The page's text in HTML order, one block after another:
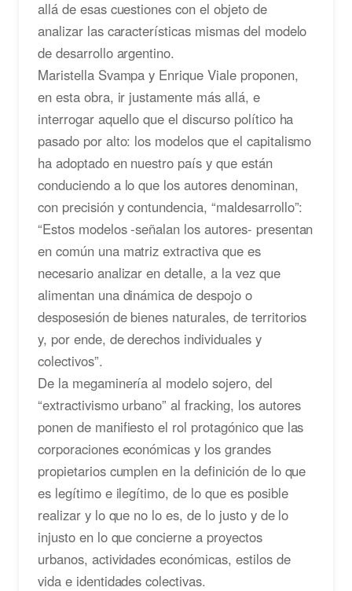
allá de esas cuestiones con el objeto de
analizar las características mismas del modelo
de desarrollo argentino.
Maristella Svampa y Enrique Viale proponen,
en esta obra, ir justamente más allá, e
interrogar aquello que el discurso político ha
pasado por alto: los modelos que el capitalismo
ha adoptado en nuestro país y que están
conduciendo a lo que los autores denominan,
con precisión y contundencia, “maldesarrollo”:
“Estos modelos -señalan los autores- presentan
en común una matriz extractiva que es
necesario analizar en detalle, a la vez que
alimentan una dinámica de despojo o
desposesión de bienes naturales, de territorios
y, por ende, de derechos individuales y
colectivos”.
De la megaminería al modelo sojero, del
“extractivismo urbano” al fracking, los autores
ponen de manifiesto el rol protagónico que las
corporaciones económicas y los grandes
propietarios cumplen en la definición de lo que
es legítimo e ilegítimo, de lo que es posible
realizar y lo que no lo es, de lo justo y de lo
injusto en lo que concierne a proyectos
urbanos, actividades económicas, estilos de
vida e identidades colectivas.